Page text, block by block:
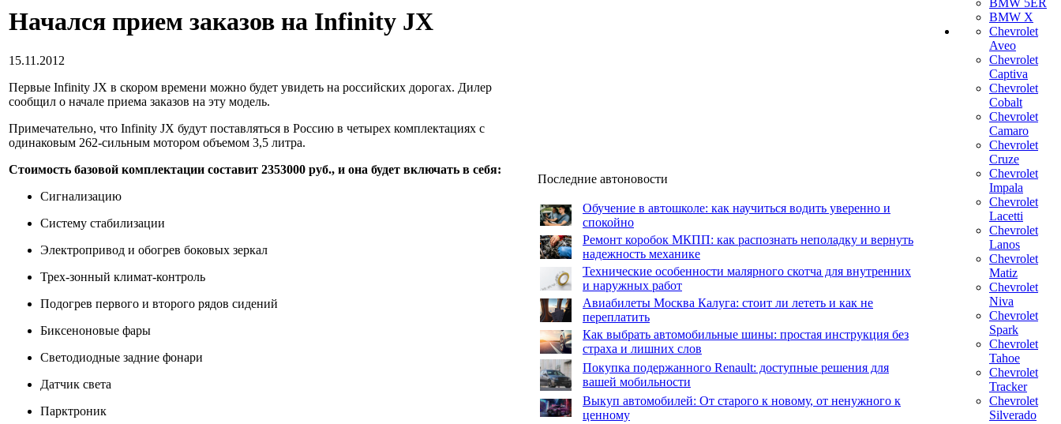
Начался прием заказов на Infinity JX
15.11.2012
Первые Infinity JX в скором времени можно будет увидеть на российских дорогах. Дилер
сообщил о начале приема заказов на эту модель.
Примечательно, что Infinity JX будут поставляться в Россию в четырех комплектациях с
одинаковым 262-сильным мотором объемом 3,5 литра.
Стоимость базовой комплектации составит 2353000 руб., и она будет включать в себя:
Сигнализацию
Систему стабилизации
Электропривод и обогрев боковых зеркал
Трех-зонный климат-контроль
Подогрев первого и второго рядов сидений
Биксеноновые фары
Светодиодные задние фонари
Датчик света
Парктроник
Последние автоновости
Обучение в автошколе: как научиться водить уверенно и
спокойно
Ремонт коробок МКПП: как распознать неполадку и вернуть
надежность механике
Технические особенности малярного скотча для внутренних
и наружных работ
Авиабилеты Москва Калуга: стоит ли лететь и как не
переплатить
Как выбрать автомобильные шины: простая инструкция без
страха и лишних слов
Покупка подержанного Renault: доступные решения для
вашей мобильности
Выкуп автомобилей: От старого к новому, от ненужного к
ценному
BMW 5ER
BMW X
Chevrolet
Aveo
Chevrolet
Captiva
Chevrolet
Cobalt
Chevrolet
Camaro
Chevrolet
Cruze
Chevrolet
Impala
Chevrolet
Lacetti
Chevrolet
Lanos
Chevrolet
Matiz
Chevrolet
Niva
Chevrolet
Spark
Chevrolet
Tahoe
Chevrolet
Tracker
Chevrolet
Silverado